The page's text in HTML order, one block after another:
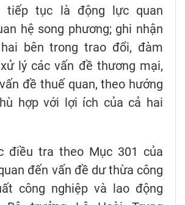
tiếp tục là động lực quan
hệ song phương; ghi nhận
bên trong trao đổi, đàm
lý các vấn đề thương mại,
đề thuế quan, theo hướng
hợp với lợi ích của cả hai
điều tra theo Mục 301 của
đến vấn đề dư thừa công
công nghiệp và lao động